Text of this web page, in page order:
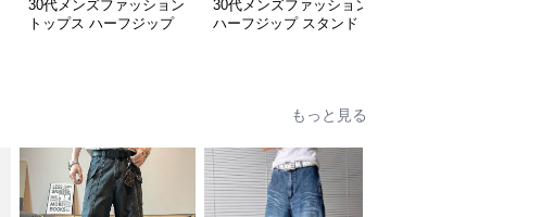
30代メンズファッション
トップス ハーフジップ
30代メンズファッション
ハーフジップ スタンド
もっと見る